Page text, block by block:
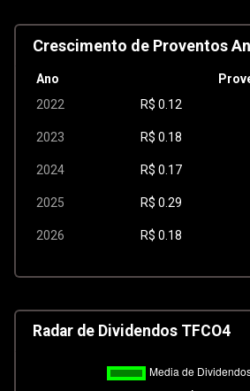
Crescimento de Proventos
Ano
2022
R$ 0.12
2023 R$ 0.18
2024 R$ 0.17
2025 R$ 0.29
2026 R$ 0.18
Radar de Dividendos TFCO4